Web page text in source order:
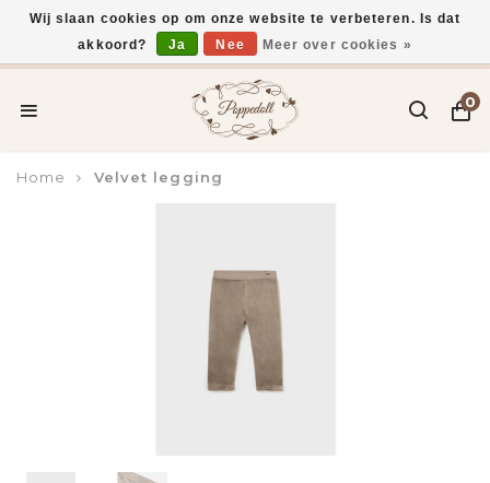
Voor 15:00 uur besteld, vandaag verzonden*
0
Home Velvet legging
Wij slaan cookies op om onze website te verbeteren. Is dat
akkoord?
Ja Nee Meer over cookies »